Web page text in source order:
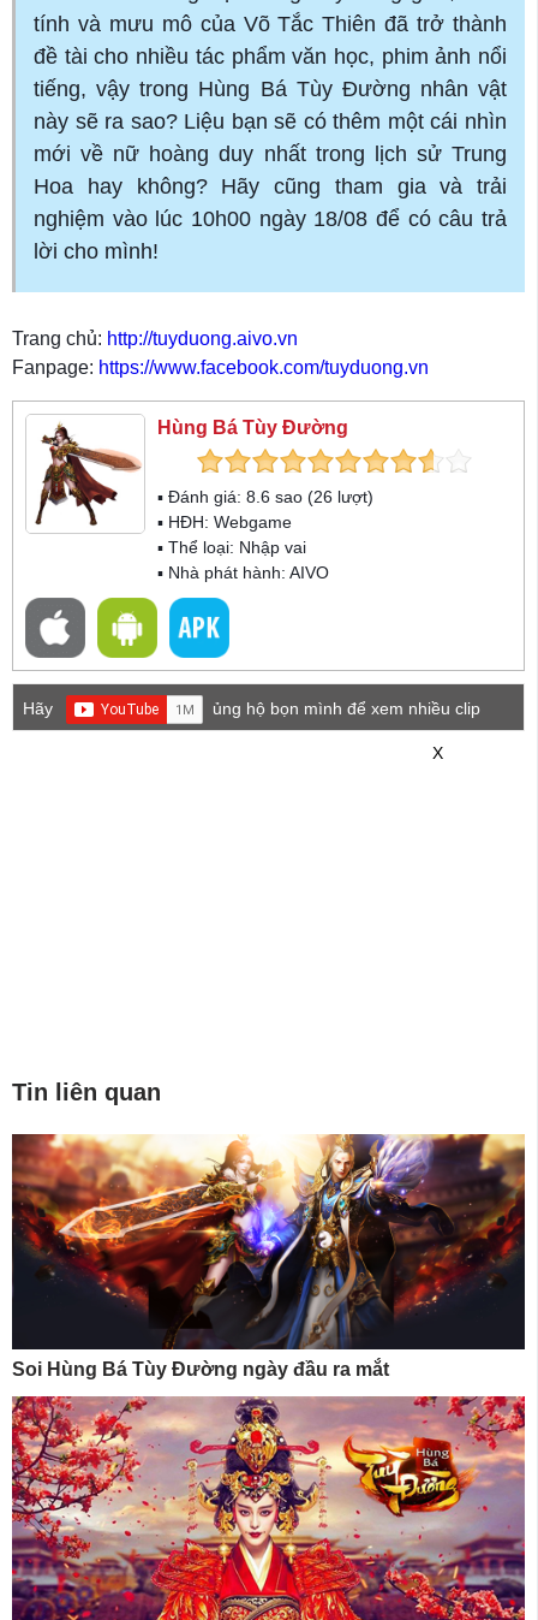
tính và mưu mô của Võ Tắc Thiên đã trở thành
đề tài cho nhiều tác phẩm văn học, phim ảnh nổi
tiếng, vậy trong Hùng Bá Tùy Đường nhân vật
này sẽ ra sao? Liệu bạn sẽ có thêm một cái nhìn
mới về nữ hoàng duy nhất trong lịch sử Trung
Hoa hay không? Hãy cũng tham gia và trải
nghiệm vào lúc 10h00 ngày 18/08 để có câu trả
lời cho mình!
Trang chủ: http://tuyduong.aivo.vn
Fanpage: https://www.facebook.com/tuyduong.vn
Hùng Bá Tùy Đường
▪ Đánh giá: 8.6 sao (26 lượt)
▪ HĐH: Webgame
▪ Thể loại: Nhập vai
▪ Nhà phát hành: AIVO
Hãy
ủng hộ bọn mình để xem nhiều clip
X
Tin liên quan
Soi Hùng Bá Tùy Đường ngày đầu ra mắt